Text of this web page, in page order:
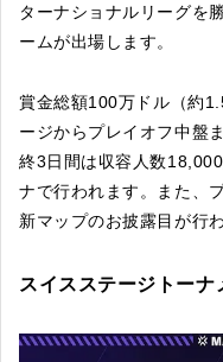
ターナショナルリーグを
ームが出場します。
賞金総額100万ドル（約
ージからプレイオフ中盤
終3日間は収容人数
ナで行われます。また、
新マップのお披露目が行
スイスステージトーナ